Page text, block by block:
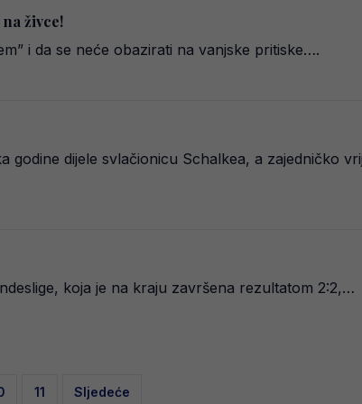
živce!
i da se neće obazirati na vanjske pritiske….
dijele svlačionicu Schalkea, a zajedničko
koja je na kraju završena rezultatom 2:2,…
11 Sljedeće